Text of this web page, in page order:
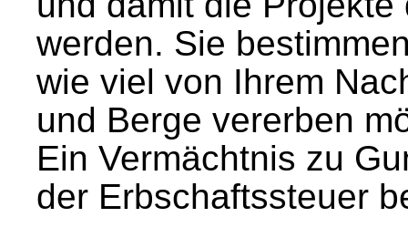
werden. Sie
wie viel von Ihrem
und Berge vererben
Ein Vermächtnis zu
der Erbschaftssteuer